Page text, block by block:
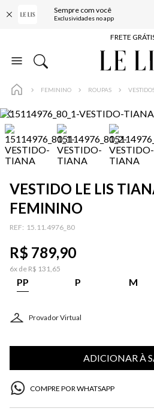
Sempre com você
Exclusividades no appENTREGA
FRETE
BAIXE O APP
FEMININO ROUPAS
VESTIDO LE LIS
FEMININO
: 15.11.4976_80
R$ 789,90
6x de R$ 131,65
PP P M
Provador Virtual
ADICIONAR À
COMPRE POR WHATSAPP